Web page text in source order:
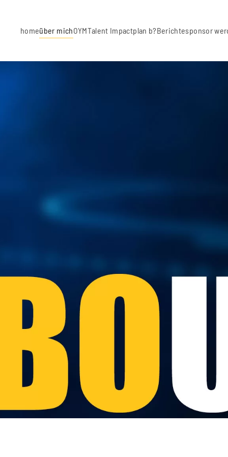
homeüber michOYMTalent Impactplan b?Berichtesponsor